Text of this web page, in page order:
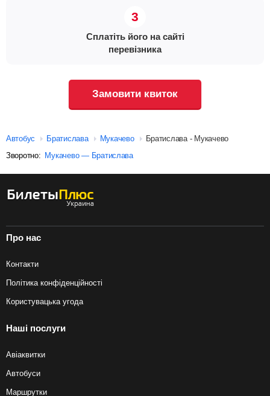
Сплатіть його на сайті
перевізника
Замовити квиток
Автобус Братислава Мукачево
Братислава - Мукачево
Зворотно: Мукачево — Братислава
Про нас
Контакти
Політика конфіденційності
Користувацька угода
Наші послуги
Авіаквитки
Автобуси
Маршрутки